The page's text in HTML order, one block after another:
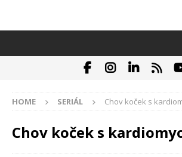
HOME SERIÁL Chov koček s
Chov koček s